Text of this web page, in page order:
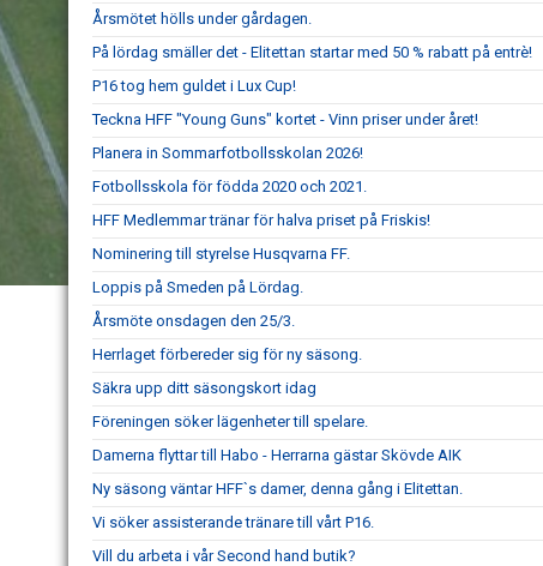
Årsmötet hölls under gårdagen.
På lördag smäller det - Elitettan startar med 50 % rabatt på entrè!
P16 tog hem guldet i Lux Cup!
Teckna HFF "Young Guns" kortet - Vinn priser under året!
Planera in Sommarfotbollsskolan 2026!
Fotbollsskola för födda 2020 och 2021.
HFF Medlemmar tränar för halva priset på Friskis!
Nominering till styrelse Husqvarna FF.
Loppis på Smeden på Lördag.
Årsmöte onsdagen den 25/3.
Herrlaget förbereder sig för ny säsong.
Säkra upp ditt säsongskort idag
Föreningen söker lägenheter till spelare.
Damerna flyttar till Habo - Herrarna gästar Skövde AIK
Ny säsong väntar HFF`s damer, denna gång i Elitettan.
Vi söker assisterande tränare till vårt P16.
Vill du arbeta i vår Second hand butik?